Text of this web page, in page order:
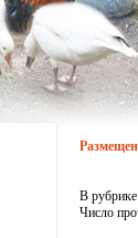
В
Число